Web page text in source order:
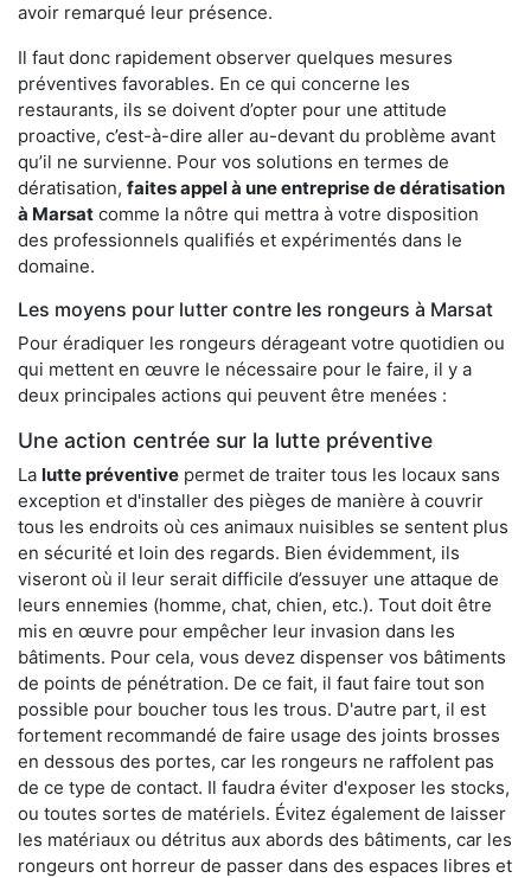
avoir remarqué leur présence.
Il faut donc rapidement observer quelques mesures
préventives favorables. En ce qui concerne les
restaurants, ils se doivent d’opter pour une attitude
proactive, c’est-à-dire aller au-devant du problème avant
qu’il ne survienne. Pour vos solutions en termes de
dératisation, faites appel à une entreprise de dératisation
à Marsat comme la nôtre qui mettra à votre disposition
des professionnels qualifiés et expérimentés dans le
domaine.
Les moyens pour lutter contre les rongeurs à Marsat
Pour éradiquer les rongeurs dérageant votre quotidien ou
qui mettent en œuvre le nécessaire pour le faire, il y a
deux principales actions qui peuvent être menées :
Une action centrée sur la lutte préventive
La lutte préventive permet de traiter tous les locaux sans
exception et d'installer des pièges de manière à couvrir
tous les endroits où ces animaux nuisibles se sentent plus
en sécurité et loin des regards. Bien évidemment, ils
viseront où il leur serait difficile d’essuyer une attaque de
leurs ennemies (homme, chat, chien, etc.). Tout doit être
mis en œuvre pour empêcher leur invasion dans les
bâtiments. Pour cela, vous devez dispenser vos bâtiments
de points de pénétration. De ce fait, il faut faire tout son
possible pour boucher tous les trous. D'autre part, il est
fortement recommandé de faire usage des joints brosses
en dessous des portes, car les rongeurs ne raffolent pas
de ce type de contact. Il faudra éviter d'exposer les stocks,
ou toutes sortes de matériels. Évitez également de laisser
les matériaux ou détritus aux abords des bâtiments, car les
rongeurs ont horreur de passer dans des espaces libres et